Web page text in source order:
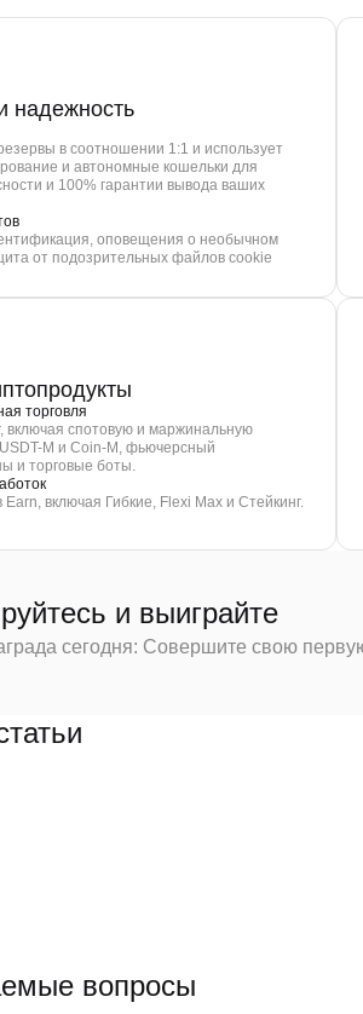
надежность
в соотношении 1:1 и использует
и автономные кошельки для
и 100% гарантии вывода ваших
оповещения о необычном
от подозрительных файлов cookie
торговля
включая спотовую и маржинальную
M и Coin-M, фьючерсный
и торговые боты.
включая Гибкие, Flexi Max и Стейкинг.
и выиграйте
сегодня: Совершите свою
вопросы